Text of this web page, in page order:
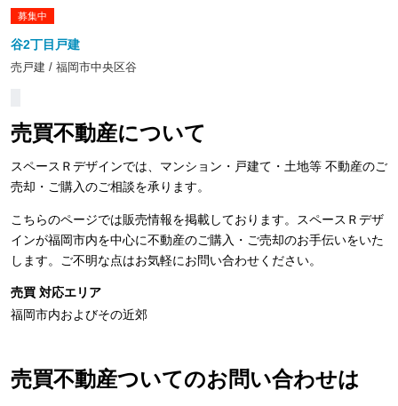
募集中
谷2丁目戸建
売戸建 / 福岡市中央区谷
売買不動産について
スペースＲデザインでは、マンション・戸建て・土地等 不動産のご
売却・ご購入のご相談を承ります。
こちらのページでは販売情報を掲載しております。スペースＲデザ
インが福岡市内を中心に不動産のご購入・ご売却のお手伝いをいた
します。ご不明な点はお気軽にお問い合わせください。
売買 対応エリア
福岡市内およびその近郊
売買不動産ついてのお問い合わせは